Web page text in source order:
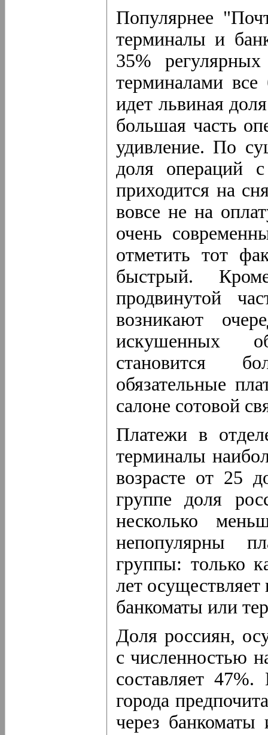
Популярнее
терминалы и
35%
терминалами все
идет львиная
большая часть
удивление. По
доля операций
приходится на
вовсе не на
очень
отметить тот
быстрый.
продвинутой
возникают
искушенных
становится
обязательные
салоне сотовой
Платежи в
терминалы
возрасте от 25
группе доля
несколько
непопулярны
группы: только
лет осуществляет
банкоматы или
Доля россиян,
с численностью
составляет
города
через